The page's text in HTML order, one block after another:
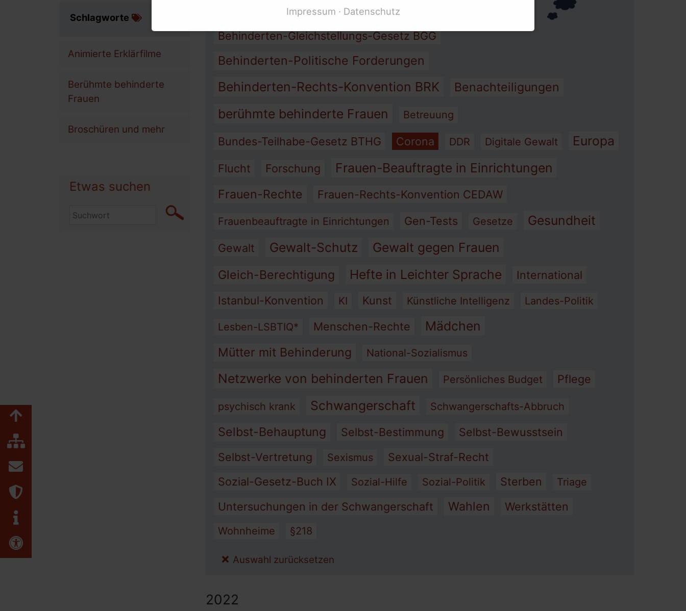
Netzwerke und Koordinierungsstellen für behinderte Frauen
Links für Mädchen mit Behinderung
Bundesweite Organisationen für Menschen mit Behinderung
Bundesministerien und mehr
Internationale Links
Armut Assistenz Barriere-Freiheit
Behinderten-Gleichstellungs-Gesetz BGG
Behinderten-Politische Forderungen
Behinderten-Rechts-Konvention BRK Benachteiligungen
berühmte behinderte Frauen Betreuung
Bundes-Teilhabe-Gesetz BTHG Corona DDR Digitale Gewalt Europa
Flucht Forschung Frauen-Beauftragte in Einrichtungen
Frauen-Rechte Frauen-Rechts-Konvention CEDAW
Frauenbeauftragte in Einrichtungen Gen-Tests Gesetze Gesundheit
Gewalt Gewalt-Schutz Gewalt gegen Frauen
Gleich-Berechtigung Hefte in Leichter Sprache
International
Istanbul-Konvention
KI Kunst Künstliche Intelligenz Landes-Politik
Lesben-LSBTIQ* Menschen-Rechte Mädchen
Mütter mit Behinderung National-Sozialismus
Netzwerke von behinderten Frauen Persönliches Budget Pflege
psychisch krank Schwangerschaft Schwangerschafts-Abbruch
Selbst-Behauptung Selbst-Bestimmung
Selbst-Bewusstsein
Selbst-Vertretung
Sexismus
Sexual-Straf-Recht
Sozial-Gesetz-Buch IX
Sozial-Hilfe Sozial-Politik Sterben Triage
Untersuchungen in der Schwangerschaft Wahlen Werkstätten
Wohnheime §218
Auswahl zurücksetzen
2022
Schlagworte
Animierte Erklärfilme
Berühmte behinderte
Frauen
Broschüren und mehr
Etwas suchen
Zum Seitenanfang
Inhaltsübersicht
Kontakt
Erklärung zur Barrierefreiheit
Impressum
Datenschutz